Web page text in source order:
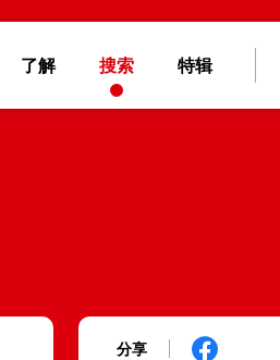
了解 搜索 特辑
分享